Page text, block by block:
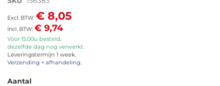
het
begin
van
de
afbeeldingen-
€ 9,74
€ 8,05
Voor 15.00u besteld,
dezelfde dag nog verwerkt.
Leveringstermijn 1 week.
Verzending + afhandeling.
Aantal